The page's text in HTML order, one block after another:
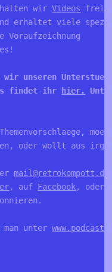
wir Videos
erhaltet viele
Voraufzeichnung
wir unseren
findet ihr hier.
oder wollt aus
mail@retrokompott.de
, auf Facebook, oder
unter